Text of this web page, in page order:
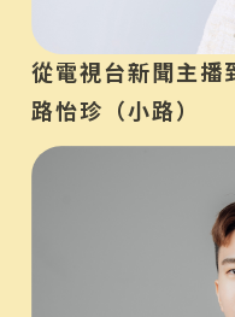
從電視台新聞主播
路怡珍（小路）